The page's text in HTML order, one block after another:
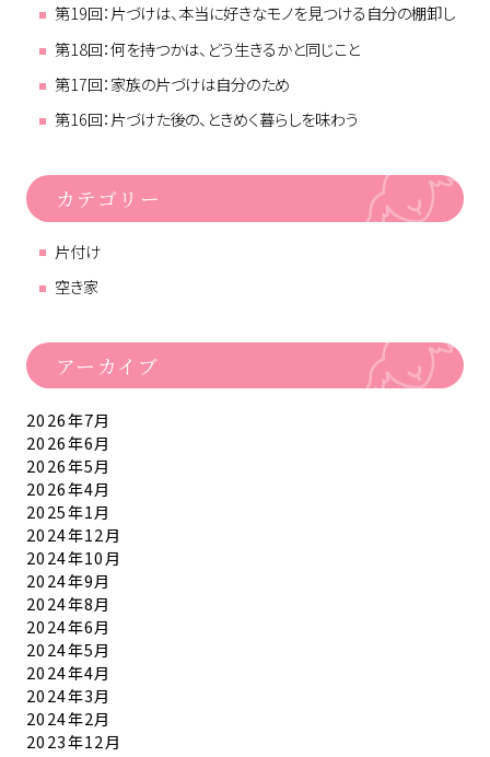
第19回：片づけは、本当に好きなモノを見つける自分の棚卸し
第18回：何を持つかは、どう生きるかと同じこと
第17回：家族の片づけは自分のため
第16回：片づけた後の、ときめく暮らしを味わう
カテゴリー
片付け
空き家
アーカイブ
2026年7月
2026年6月
2026年5月
2026年4月
2025年1月
2024年12月
2024年10月
2024年9月
2024年8月
2024年6月
2024年5月
2024年4月
2024年3月
2024年2月
2023年12月